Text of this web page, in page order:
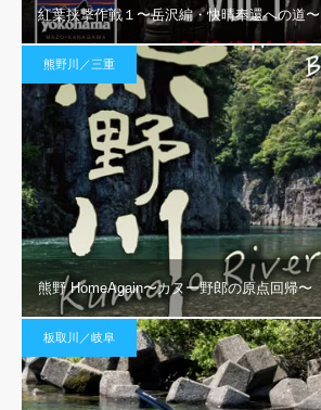
紅葉挟撃作戦１〜岳沢編・快晴奉還への道〜
熊野川／三重
熊野 HomeAgain〜カヌー野郎の原点回帰〜
板取川／岐阜